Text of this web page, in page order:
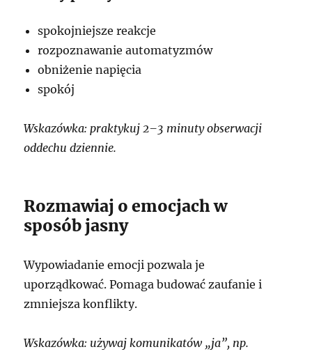
spokojniejsze reakcje
rozpoznawanie automatyzmów
obniżenie napięcia
spokój
Wskazówka: praktykuj 2–3 minuty obserwacji
oddechu dziennie.
Rozmawiaj o emocjach w
sposób jasny
Wypowiadanie emocji pozwala je
uporządkować. Pomaga budować zaufanie i
zmniejsza konflikty.
Wskazówka: używaj komunikatów „ja”, np.